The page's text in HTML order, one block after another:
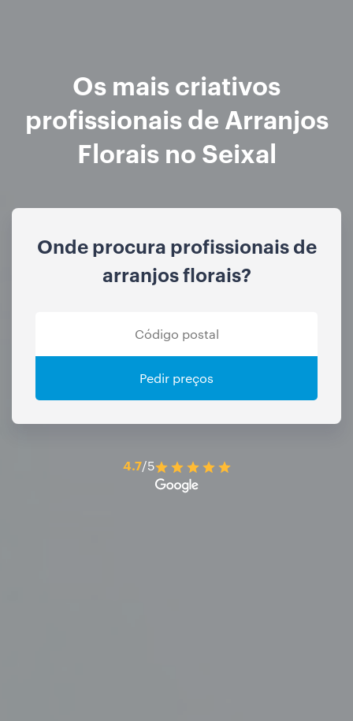
Os mais criativos
profissionais de Arranjos
Florais no Seixal
Onde procura profissionais de
arranjos florais?
Pedir preços
4.7/5